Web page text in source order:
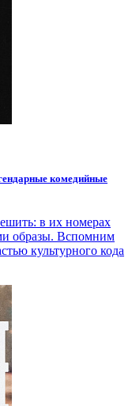
комедийные
в их номерах
образы. Вспомним
культурного кода